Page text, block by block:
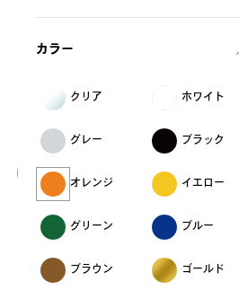
カラー
クリア ホワイト
グレー ブラック
オレンジ イエロー
グリーン ブルー
ブラウン ゴールド
東京リベンジャーズ
TR1004Y-3S T.Mitsu
¥9,900